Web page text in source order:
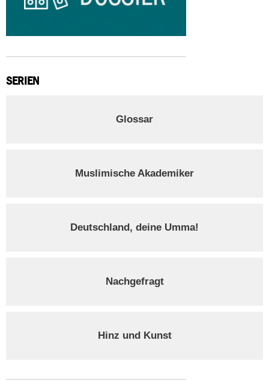
SERIEN
Glossar
Muslimische Akademiker
Deutschland, deine Umma!
Nachgefragt
Hinz und Kunst